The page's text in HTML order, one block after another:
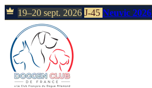
19–20 sept. 2026 J-45 Neuvic 2026